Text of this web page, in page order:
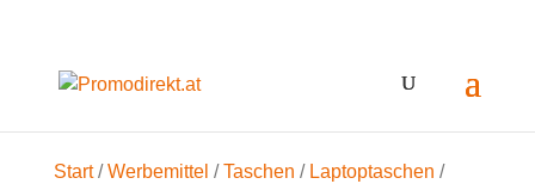
Start/Werbemittel /Taschen / Laptoptaschen /